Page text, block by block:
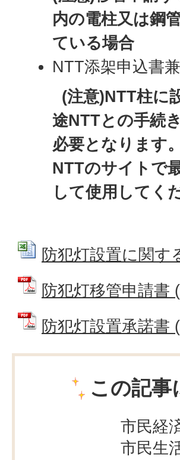
内の電柱又は鋼
ている場合
NTT添架申込書
(注意)NTT柱に
途NTTとの手続
必要となります
NTTのサイトで
して使用してく
防犯灯設置に関す
防犯灯移管申請書
防犯灯設置承諾書
この記事
市民経
市民生